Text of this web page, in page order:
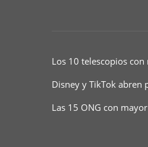
Los 10 telescopios
Disney y TikTok abren
Las 15 ONG con